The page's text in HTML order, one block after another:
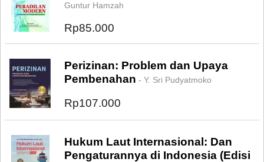
Guntur Hamzah
Rp85.000
Perizinan: Problem dan Upaya
Pembenahan - Y. Sri Pudyatmoko
Rp107.000
Hukum Laut Internasional: Dan
Pengaturannya di Indonesia (Edisi